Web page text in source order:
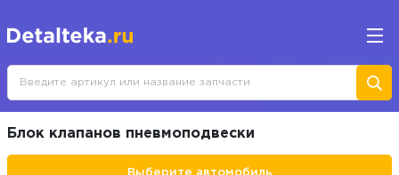
Блок клапанов пневмоподвески
Выберите автомобиль